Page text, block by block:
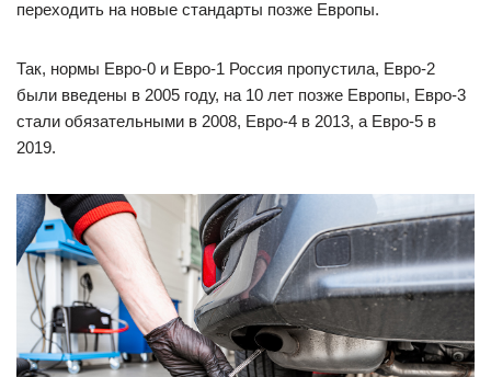
переходить на новые стандарты позже Европы.
Так, нормы Евро-0 и Евро-1 Россия пропустила, Евро-2
были введены в 2005 году, на 10 лет позже Европы, Евро-3
стали обязательными в 2008, Евро-4 в 2013, а Евро-5 в
2019.